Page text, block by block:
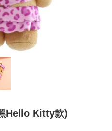
Hello Kitty款)